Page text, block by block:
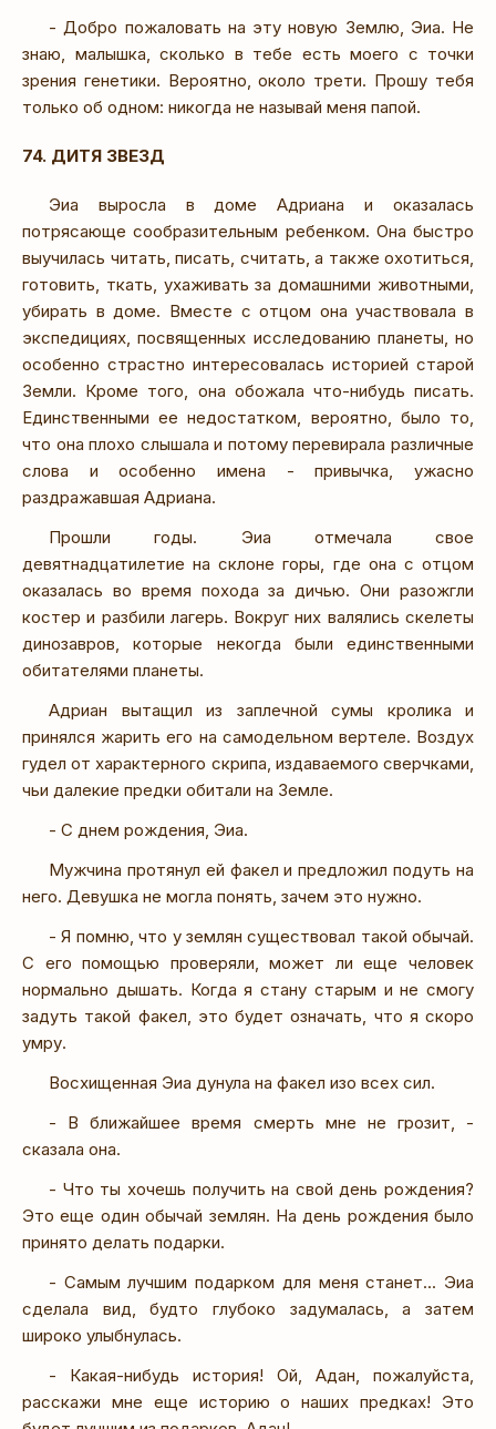
- Добро пожаловать на эту новую Землю, Эиа. Не
знаю, малышка, сколько в тебе есть моего с точки
зрения генетики. Вероятно, около трети. Прошу тебя
только об одном: никогда не называй меня папой.
74. ДИТЯ ЗВЕЗД
Эиа выросла в доме Адриана и оказалась
потрясающе сообразительным ребенком. Она быстро
выучилась читать, писать, считать, а также охотиться,
готовить, ткать, ухаживать за домашними животными,
убирать в доме. Вместе с отцом она участвовала в
экспедициях, посвященных исследованию планеты, но
особенно страстно интересовалась историей старой
Земли. Кроме того, она обожала что-нибудь писать.
Единственными ее недостатком, вероятно, было то,
что она плохо слышала и потому перевирала различные
слова и особенно имена - привычка, ужасно
раздражавшая Адриана.
Прошли годы. Эиа отмечала свое
девятнадцатилетие на склоне горы, где она с отцом
оказалась во время похода за дичью. Они разожгли
костер и разбили лагерь. Вокруг них валялись скелеты
динозавров, которые некогда были единственными
обитателями планеты.
Адриан вытащил из заплечной сумы кролика и
принялся жарить его на самодельном вертеле. Воздух
гудел от характерного скрипа, издаваемого сверчками,
чьи далекие предки обитали на Земле.
- С днем рождения, Эиа.
Мужчина протянул ей факел и предложил подуть на
него. Девушка не могла понять, зачем это нужно.
- Я помню, что у землян существовал такой обычай.
С его помощью проверяли, может ли еще человек
нормально дышать. Когда я стану старым и не смогу
задуть такой факел, это будет означать, что я скоро
умру.
Восхищенная Эиа дунула на факел изо всех сил.
- В ближайшее время смерть мне не грозит, -
сказала она.
- Что ты хочешь получить на свой день рождения?
Это еще один обычай землян. На день рождения было
принято делать подарки.
- Самым лучшим подарком для меня станет... Эиа
сделала вид, будто глубоко задумалась, а затем
широко улыбнулась.
- Какая-нибудь история! Ой, Адан, пожалуйста,
расскажи мне еще историю о наших предках! Это